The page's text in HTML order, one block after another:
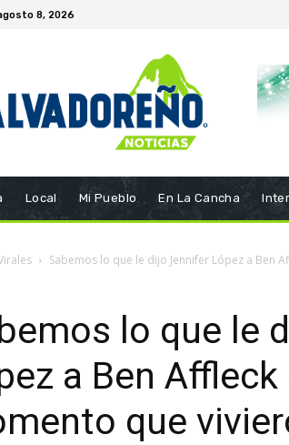
8, 2026
Local Mi Pueblo En La Cancha
Sabemos lo que le dijo Jennifer López a Ben
lo que le
a Ben
que